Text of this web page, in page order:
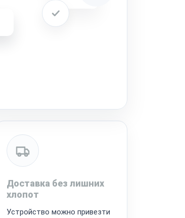
Доставка без лишних
хлопот
Устройство можно привезти